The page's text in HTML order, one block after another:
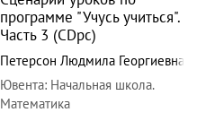
программе "Учусь учиться".
Часть 3 (CDpc)
Петерсон Людмила Георгиевна
Ювента: Начальная школа.
Математика